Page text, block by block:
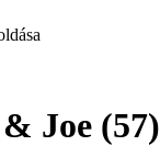
Joe (57)